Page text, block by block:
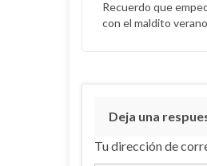
Recuerdo que
con el maldito
Deja una
Tu dirección de